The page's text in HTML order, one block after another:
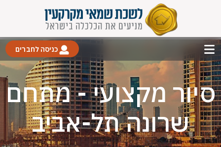
כניסה לחברים
סיור מקצועי - מתחם
שרונה תל-אביב